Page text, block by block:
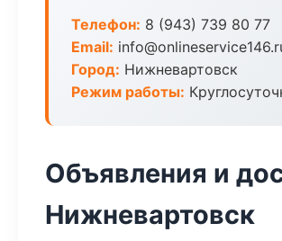
Телефон: 8 (943) 739 80 77
Email:
Город: Нижневартовск
Режим работы:
Объявления и
Нижневартовск